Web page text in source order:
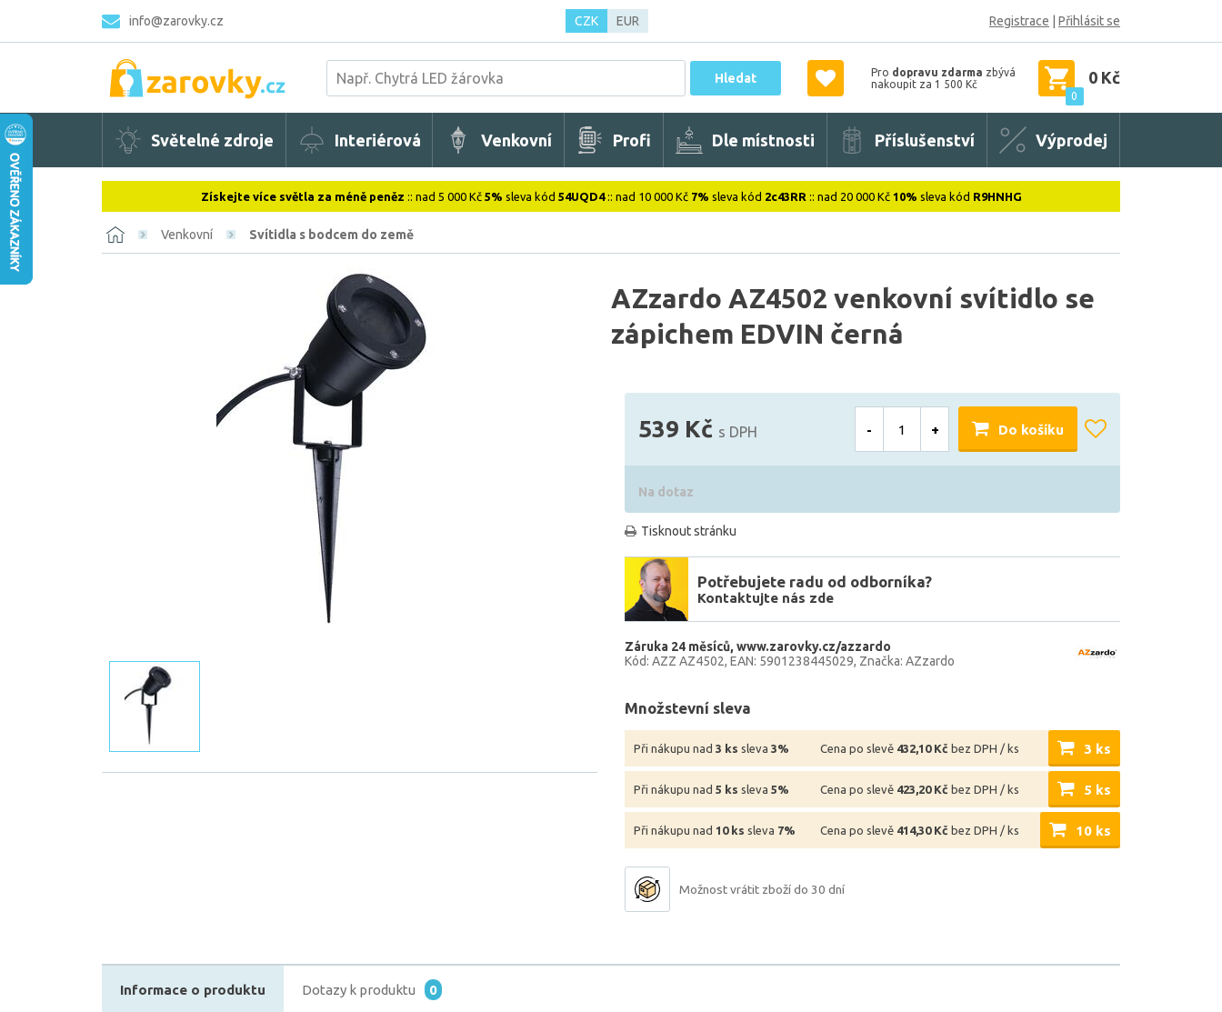
info@zarovky.cz CZK EUR Registrace Přihlásit se
Hledat Pro dopravu zdarma zbývá
nakoupit za 1 500 Kč
0
0 Kč
Světelné zdroje Interiérová Venkovní Profi Dle místnosti Příslušenství Výprodej
Získejte více světla za méně peněz :: nad 5 000 Kč 5% sleva kód 54UQD4:: nad 10 000 Kč 7% sleva kód 2c43RR :: nad 20 000 Kč 10% sleva kód R9HNHG
Venkovní Svítidla s bodcem do země
AZzardo AZ4502 venkovní svítidlo se
zápichem EDVIN černá
539 Kč s DPH - + Do košíku
Na dotaz
Tisknout stránku
Potřebujete radu od odborníka?
Kontaktujte nás zde
Záruka 24 měsíců www.zarovky.cz/azzardo
Kód: AZZ AZ4502 EAN: 5901238445029 Značka: AZzardo
Množstevní sleva
Při nákupu nad 3 ks sleva 3% Cena po slevě 432,10 Kč bez DPH / ks 3 ks
Při nákupu nad 5 ks sleva 5% Cena po slevě 423,20 Kč bez DPH / ks 5 ks
Při nákupu nad 10 ks sleva 7% Cena po slevě 414,30 Kč bez DPH / ks 10 ks
Možnost vrátit zboží do 30 dní
Informace o produktu Dotazy k produktu 0